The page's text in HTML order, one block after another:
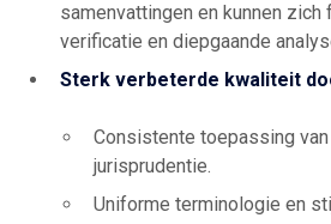
samenvattingen en kunnen zich
verificatie en diepgaande
Sterk verbeterde kwaliteit
Consistente toepassing
jurisprudentie.
Uniforme terminologie en